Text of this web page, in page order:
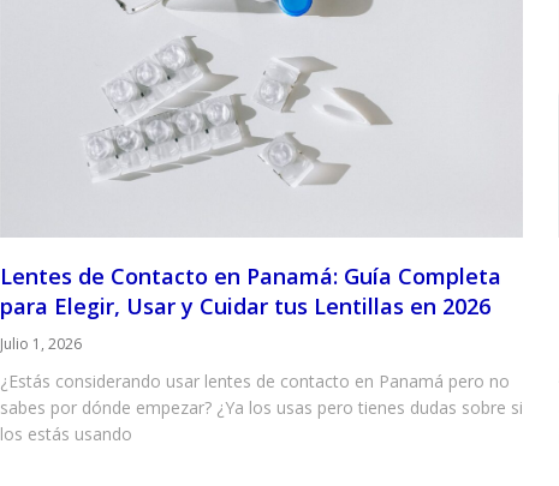
Lentes de Contacto en Panamá: Guía Completa
para Elegir, Usar y Cuidar tus Lentillas en 2026
Julio 1, 2026
¿Estás considerando usar lentes de contacto en Panamá pero no
sabes por dónde empezar? ¿Ya los usas pero tienes dudas sobre si
los estás usando